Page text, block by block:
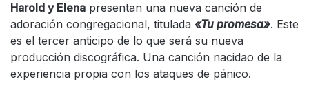
Harold y Elena presentan una nueva canción de
adoración congregacional, titulada «Tu promesa». Este
es el tercer anticipo de lo que será su nueva
producción discográfica. Una canción nacidao de la
experiencia propia con los ataques de pánico.